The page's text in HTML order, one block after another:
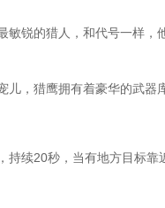
锐的猎人，和代号一样，
，猎鹰拥有着豪华的武器
续20秒，当有地方目标靠